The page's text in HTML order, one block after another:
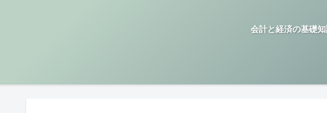
会計と経済の基礎